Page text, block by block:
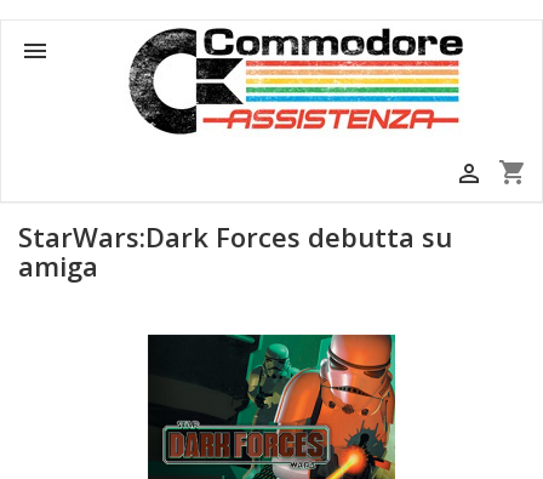

shopping_cart

StarWars:Dark Forces debutta su
amiga